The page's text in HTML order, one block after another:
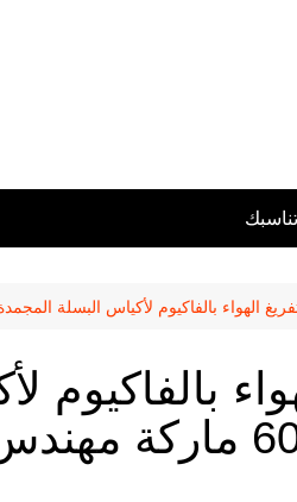
بالفاكيوم لأكياس البسلة المجمدة كود 601 ماركة
بالفاكيوم